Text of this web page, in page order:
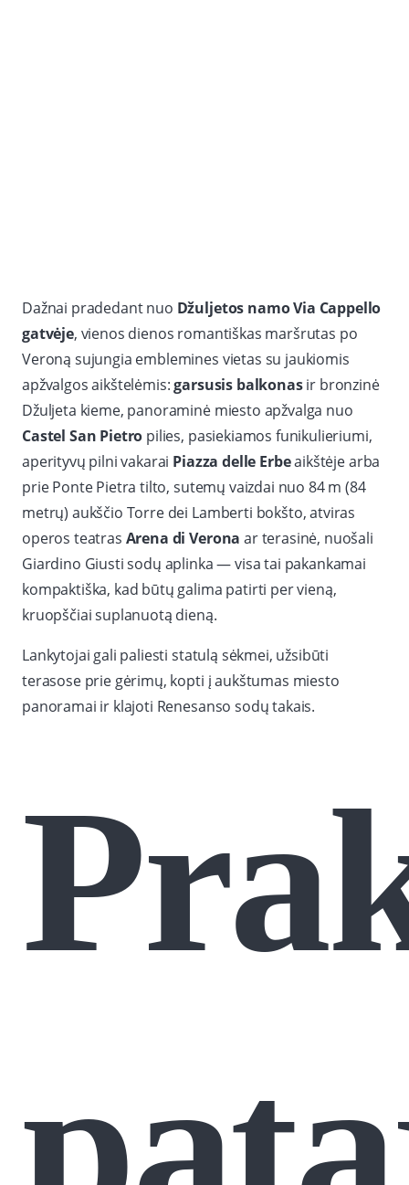
Dažnai pradedant nuo Džuljetos namo Via Cappello
gatvėje, vienos dienos romantiškas maršrutas po
Veroną sujungia emblemines vietas su jaukiomis
apžvalgos aikštelėmis:garsusis balkonasir bronzinė
Džuljeta kieme, panoraminė miesto apžvalga nuo
Castel San Pietro pilies, pasiekiamos funikulieriumi,
aperityvų pilni vakarai Piazza delle Erbeaikštėje arba
prie Ponte Pietra tilto, sutemų vaizdai nuo 84 m (84
metrų) aukščio Torre dei Lamberti bokšto, atviras
operos teatras Arena di Verona ar terasinė, nuošali
Giardino Giusti sodų aplinka — visa tai pakankamai
kompaktiška, kad būtų galima patirti per vieną,
kruopščiai suplanuotą dieną.
Lankytojai gali paliesti statulą sėkmei, užsibūti
terasose prie gėrimų, kopti į aukštumas miesto
panoramai ir klajoti Renesanso sodų takais.